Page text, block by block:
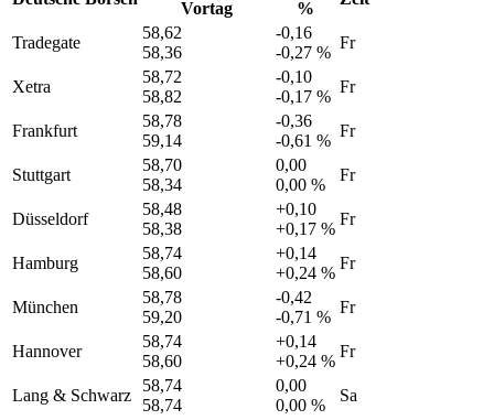
Vortag %
Tradegate
58,62
58,36
-0,16
-0,27 %
Fr
Xetra
58,72
58,82
-0,10
-0,17 %
Fr
Frankfurt
58,78
59,14
-0,36
-0,61 %
Fr
Stuttgart
58,70
58,34
0,00
0,00 %
Fr
Düsseldorf
58,48
58,38
+0,10
+0,17 %
Fr
Hamburg
58,74
58,60
+0,14
+0,24 %
Fr
München
58,78
59,20
-0,42
-0,71 %
Fr
Hannover
58,74
58,60
+0,14
+0,24 %
Fr
Lang & Schwarz
58,74
58,74
0,00
0,00 %
Sa